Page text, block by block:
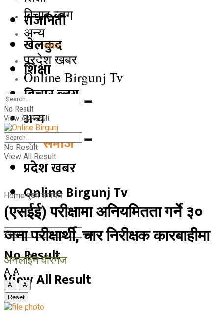
राजनिती
खेलकुद
शिक्षा
बिचार ब्लग
अन्य
समाज
प्रदेश खबर
Online Birgunj Tv
No Result
View All Result
बिचार ब्लग
अन्य
समाज
प्रदेश खबर
Online Birgunj Tv
No Result
View All Result
No Result
View All Result
Home मुख्य समाचार
(एसईई) परीक्षामा अनियमितता गर्ने ३०
जना परीक्षार्थी, चार निरीक्षक कारबाहीमा
अनलाईन वीरगंज
A A
A
A
Reset